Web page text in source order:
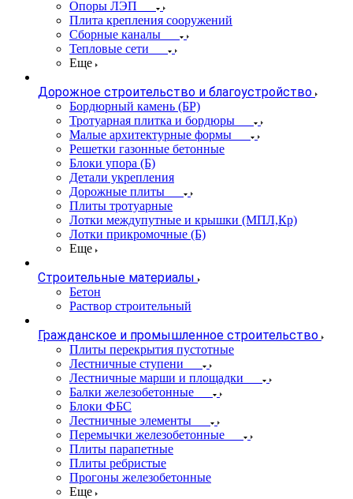
Опоры ЛЭП
Плита крепления сооружений
Сборные каналы
Тепловые сети
Еще
Дорожное строительство и благоустройство
Бордюрный камень (БР)
Тротуарная плитка и бордюры
Малые архитектурные формы
Решетки газонные бетонные
Блоки упора (Б)
Детали укрепления
Дорожные плиты
Плиты тротуарные
Лотки междупутные и крышки (МПЛ,Кр)
Лотки прикромочные (Б)
Еще
Строительные материалы
Бетон
Раствор строительный
Гражданское и промышленное строительство
Плиты перекрытия пустотные
Лестничные ступени
Лестничные марши и площадки
Балки железобетонные
Блоки ФБС
Лестничные элементы
Перемычки железобетонные
Плиты парапетные
Плиты ребристые
Прогоны железобетонные
Еще